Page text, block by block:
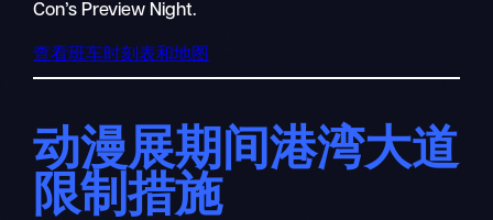
Con’s Preview Night.
查看班车时刻表和地图
动漫展期间港湾大道
限制措施